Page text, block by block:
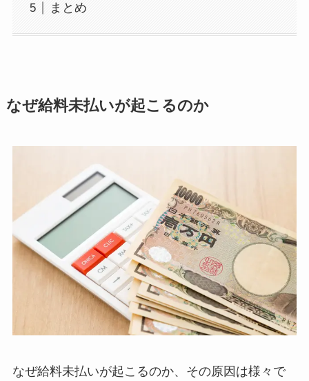
まとめ
なぜ給料未払いが起こるのか
なぜ給料未払いが起こるのか、その原因は様々で